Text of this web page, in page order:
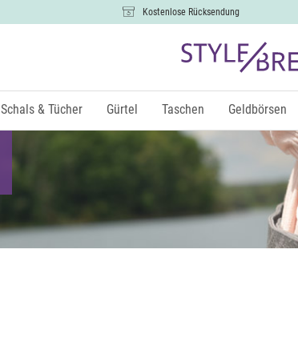
Kostenlose Rücksendung
Schals & Tücher Gürtel Taschen Geldbörsen